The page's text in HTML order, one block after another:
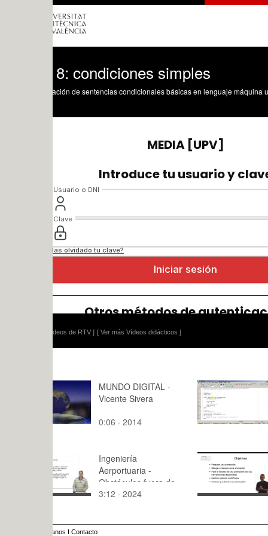
condiciones simples
[ Ver más Vídeos didácticos ]
MUNDO DIGITAL -
Vicente Sivera
0:06 · 2014
Tema 3.
16:51 ·
Ingeniería
Aerportuaria -
Obstáculos fuera de
las superficies.
3:12 · 2024
Blender:
con el
10:29 ·